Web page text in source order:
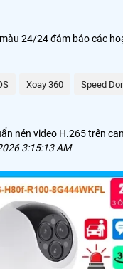
24/24 đảm bảo các
Xoay 360 Speed
nén video H.265 trên
3:15:13 AM